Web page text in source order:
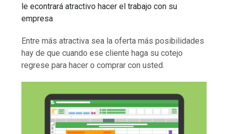
le econtrará atractivo hacer el trabajo con su
empresa
Entre más atractiva sea la oferta más posibilidades
hay de que cuando ese cliente haga su cotejo
regrese para hacer o comprar con usted.